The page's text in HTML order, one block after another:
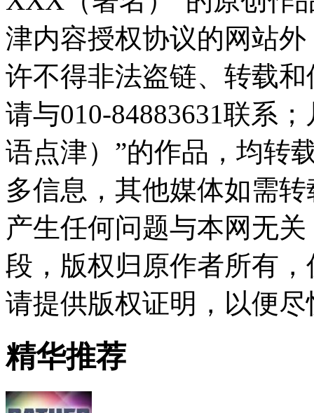
津内容授权协议的网站
许不得非法盗链、转载
请与010-84883631联系
语点津）”的作品，均转
多信息，其他媒体如需
产生任何问题与本网无
段，版权归原作者所有
请提供版权证明，以便
精华推荐